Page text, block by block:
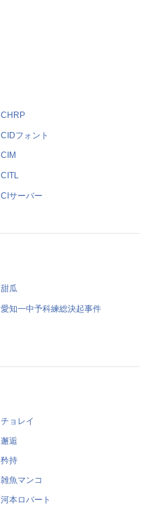
CHRP
CIDフォント
CIM
CITL
CIサーバー
甜瓜
愛知一中予科練総決起事件
チョレイ
邂逅
矜持
雑魚マンコ
河本ロバート